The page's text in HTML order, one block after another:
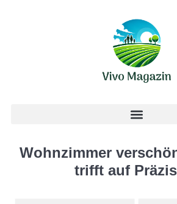
Wohnzimmer
trifft auf